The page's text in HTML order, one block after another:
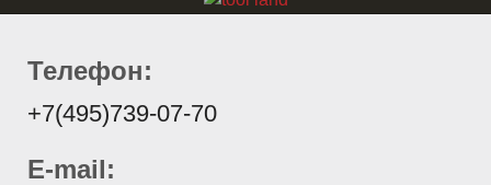
Телефон:
+7(495)739-07-70
E-mail: